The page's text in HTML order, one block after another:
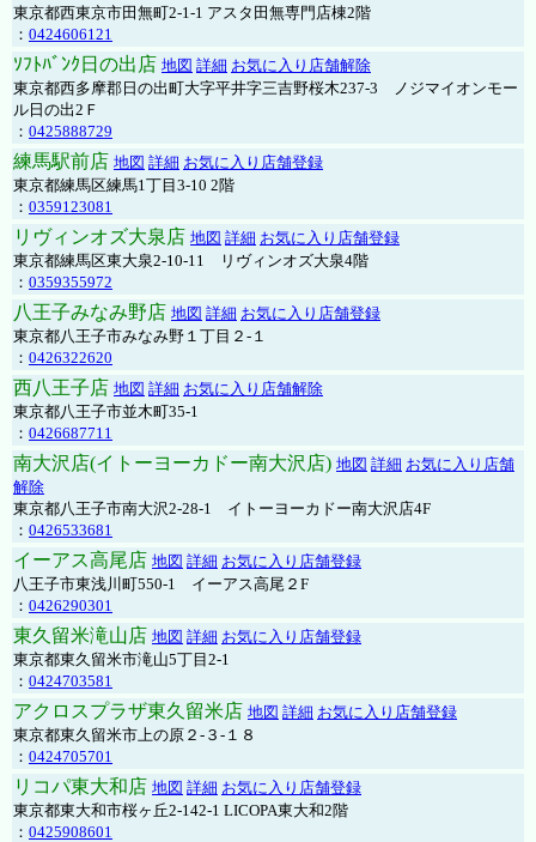
東京都西東京市田無町2-1-1 アスタ田無専門店棟2階
： 0424606121
ｿﾌﾄﾊﾞﾝｸ日の出店 地図 詳細 お気に入り店舗解除
東京都西多摩郡日の出町大字平井字三吉野桜木237-3 ノジマイオンモー
ル日の出2Ｆ
： 0425888729
練馬駅前店 地図 詳細 お気に入り店舗登録
東京都練馬区練馬1丁目3-10 2階
： 0359123081
リヴィンオズ大泉店 地図 詳細 お気に入り店舗登録
東京都練馬区東大泉2-10-11 リヴィンオズ大泉4階
： 0359355972
八王子みなみ野店 地図 詳細 お気に入り店舗登録
東京都八王子市みなみ野１丁目２-１
： 0426322620
西八王子店 地図 詳細 お気に入り店舗解除
東京都八王子市並木町35-1
： 0426687711
南大沢店(イトーヨーカドー南大沢店) 地図 詳細 お気に入り店舗
解除
東京都八王子市南大沢2-28-1 イトーヨーカドー南大沢店4F
： 0426533681
イーアス高尾店 地図 詳細 お気に入り店舗登録
八王子市東浅川町550-1 イーアス高尾２F
： 0426290301
東久留米滝山店 地図 詳細 お気に入り店舗登録
東京都東久留米市滝山5丁目2-1
： 0424703581
アクロスプラザ東久留米店 地図 詳細 お気に入り店舗登録
東京都東久留米市上の原２-３-１８
： 0424705701
リコパ東大和店 地図 詳細 お気に入り店舗登録
東京都東大和市桜ヶ丘2-142-1 LICOPA東大和2階
： 0425908601